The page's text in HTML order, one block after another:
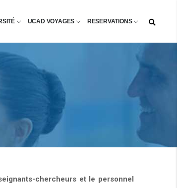
UCAD VOYAGES RESERVATIONS
chercheurs et le personnel